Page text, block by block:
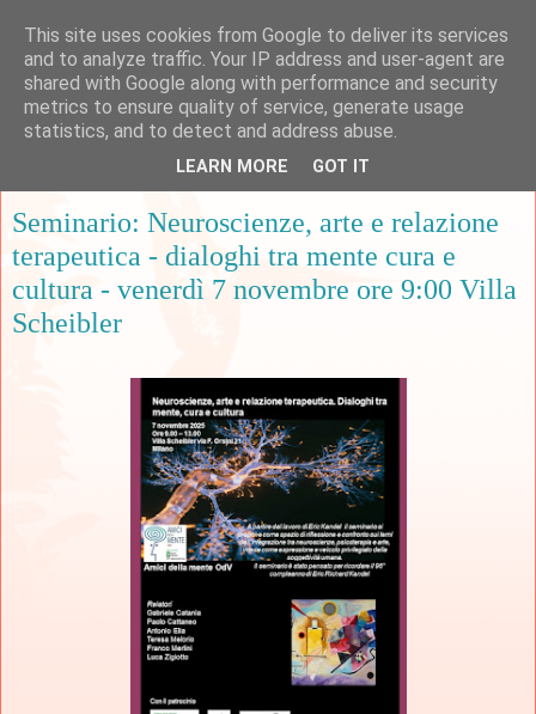
mercoledì 29 ottobre 2025
Seminario: Neuroscienze, arte e relazione
terapeutica - dialoghi tra mente cura e
cultura - venerdì 7 novembre ore 9:00 Villa
Scheibler
This site uses cookies from Google to deliver its services
and to analyze traffic. Your IP address and user-agent are
shared with Google along with performance and security
metrics to ensure quality of service, generate usage
statistics, and to detect and address abuse.
LEARN MORE GOT IT